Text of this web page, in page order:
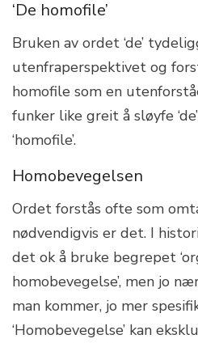
‘De homofile’
Bruken av ordet ‘de’
utenfraperspektivet og
homofile som en
funker like greit å sløyfe
‘homofile’.
Homobevegelsen
Ordet forstås ofte som
nødvendigvis er det. I
det ok å bruke begrepet
homobevegelse’, men jo
man kommer, jo mer
‘Homobevegelse’ kan